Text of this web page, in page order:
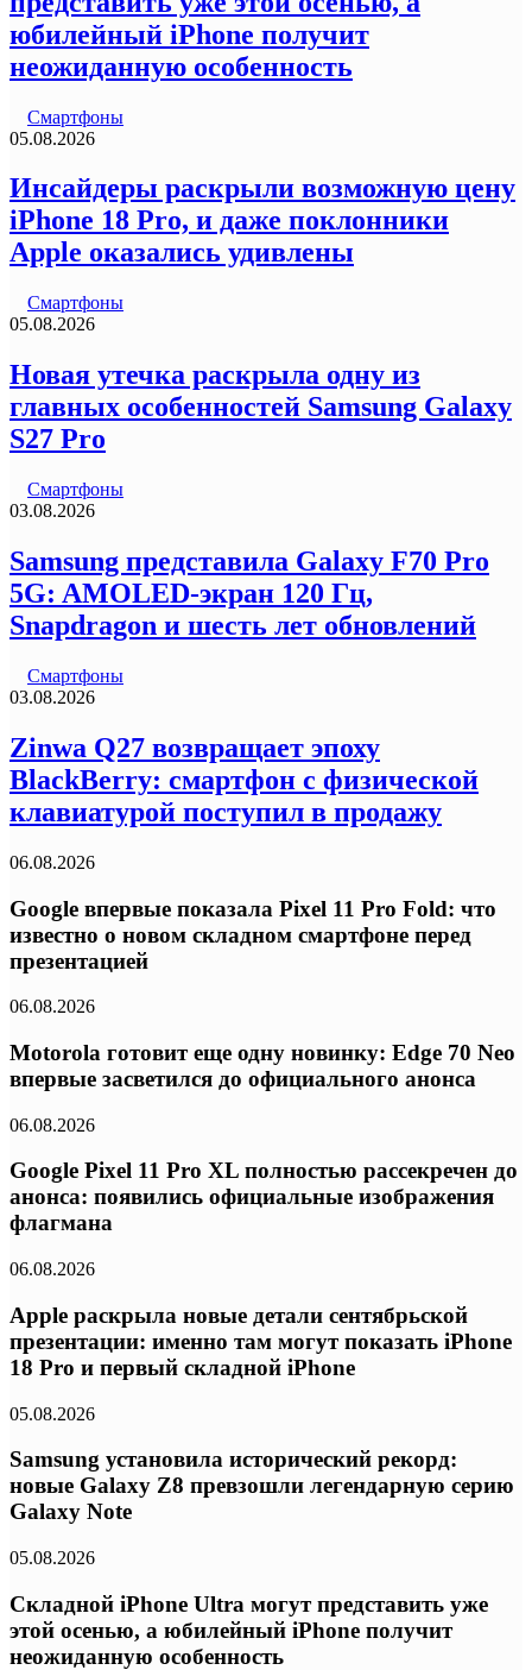
юбилейный iPhone получит
неожиданную особенность
Смартфоны
05.08.2026
Инсайдеры раскрыли возможную цену
iPhone 18 Pro, и даже поклонники
Apple оказались удивлены
Смартфоны
05.08.2026
Новая утечка раскрыла одну из
главных особенностей Samsung Galaxy
S27 Pro
Смартфоны
03.08.2026
Samsung представила Galaxy F70 Pro
5G: AMOLED-экран 120 Гц,
Snapdragon и шесть лет обновлений
Смартфоны
03.08.2026
Zinwa Q27 возвращает эпоху
BlackBerry: смартфон с физической
клавиатурой поступил в продажу
06.08.2026
Google впервые показала Pixel 11 Pro Fold: что
известно о новом складном смартфоне перед
презентацией
06.08.2026
Motorola готовит еще одну новинку: Edge 70 Neo
впервые засветился до официального анонса
06.08.2026
Google Pixel 11 Pro XL полностью рассекречен до
анонса: появились официальные изображения
флагмана
06.08.2026
Apple раскрыла новые детали сентябрьской
презентации: именно там могут показать iPhone
18 Pro и первый складной iPhone
05.08.2026
Samsung установила исторический рекорд:
новые Galaxy Z8 превзошли легендарную серию
Galaxy Note
05.08.2026
Складной iPhone Ultra могут представить уже
этой осенью, а юбилейный iPhone получит
неожиданную особенность